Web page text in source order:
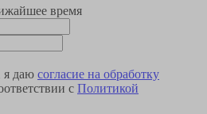
время
я даю согласие на обработку
с Политикой